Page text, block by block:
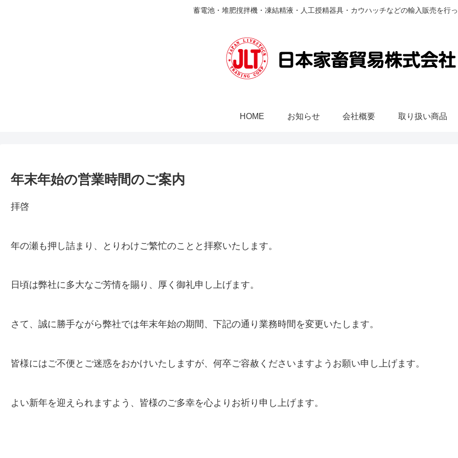
蓄電池・堆肥撹拌機・凍結精液・人工授精器具・カウハッチなどの輸入販売を行
HOME お知らせ 会社概要 取り扱い商品
年末年始の営業時間のご案内
拝啓
年の瀬も押し詰まり、とりわけご繁忙のことと拝察いたします。
日頃は弊社に多大なご芳情を賜り、厚く御礼申し上げます。
さて、誠に勝手ながら弊社では年末年始の期間、下記の通り業務時間を変更いたします。
皆様にはご不便とご迷惑をおかけいたしますが、何卒ご容赦くださいますようお願い申し上げます。
よい新年を迎えられますよう、皆様のご多幸を心よりお祈り申し上げます。